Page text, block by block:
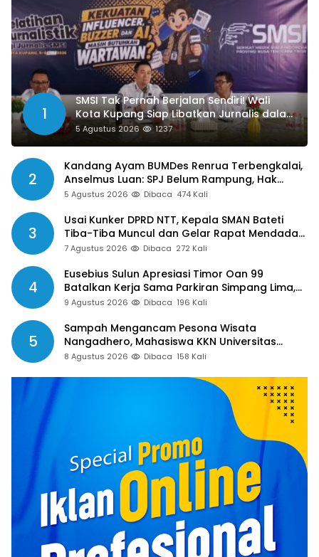
1
SMSI Tak Pernah Berjalan Sendiri! Wali
Kota Kupang Siap Libatkan Jurnalis dalam
Publikasi Program Pemkot
5 Agustus 2026 1237
2
Kandang Ayam BUMDes Renrua Terbengkalai,
Anselmus Luan: SPJ Belum Rampung, Hak
Aparat Desa Sejak Januari Belum Dibayar
5 Agustus 2026 Dibaca 474 Kali
3
Usai Kunker DPRD NTT, Kepala SMAN Bateti
Tiba-Tiba Muncul dan Gelar Rapat Mendadak,
Guru Pertanyakan Hak 15 Persen yang Belum
7 Agustus 2026 Dibaca 272 Kali
4
Eusebius Sulun Apresiasi Timor Oan 99
Batalkan Kerja Sama Parkiran Simpang Lima,
Minta Pemkab Belu Tak Gegabah Buat
9 Agustus 2026 Dibaca 196 Kali
5
Sampah Mengancam Pesona Wisata
Nangadhero, Mahasiswa KKN Universitas
Muhamadiyah Turun Tangan Bersihkan Pantai
8 Agustus 2026 Dibaca 158 Kali